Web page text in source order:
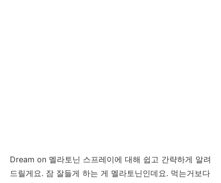
Dream on 멜라토닌 스프레이에 대해 쉽고 간략하게 알려
드릴게요. 잠 잘들게 하는 게 멜라토닌인데요. 먹는거보다